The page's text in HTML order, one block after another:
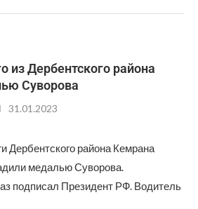
из Дербентского района
Суворова
31.01.2023
Дербентского района Кемрана
медалью Суворова.
подписал Президент РФ. Водитель